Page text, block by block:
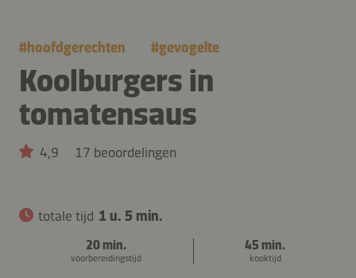
#hoofdgerechten #gevogelte
Koolburgers in
tomatensaus
4,9 17 beoordelingen
totale tijd 1 u. 5 min.
20 min.
voorbereidingstijd
45 min.
kooktijd